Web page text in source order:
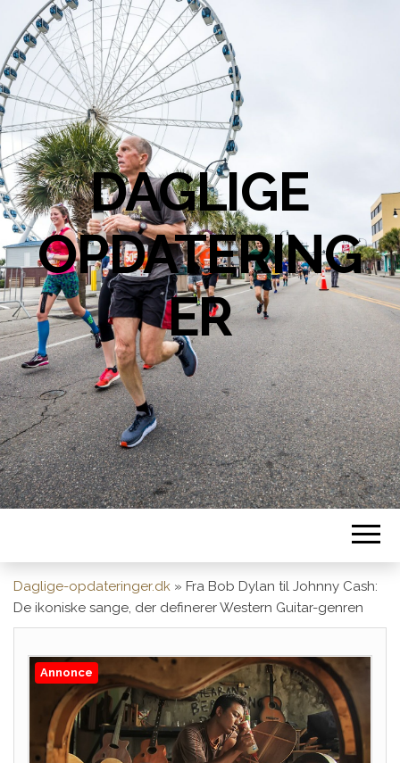
DAGLIGE
OPDATERING
ER
Daglige-opdateringer.dk » Fra Bob Dylan til Johnny Cash:
De ikoniske sange, der definerer Western Guitar-genren
Annonce